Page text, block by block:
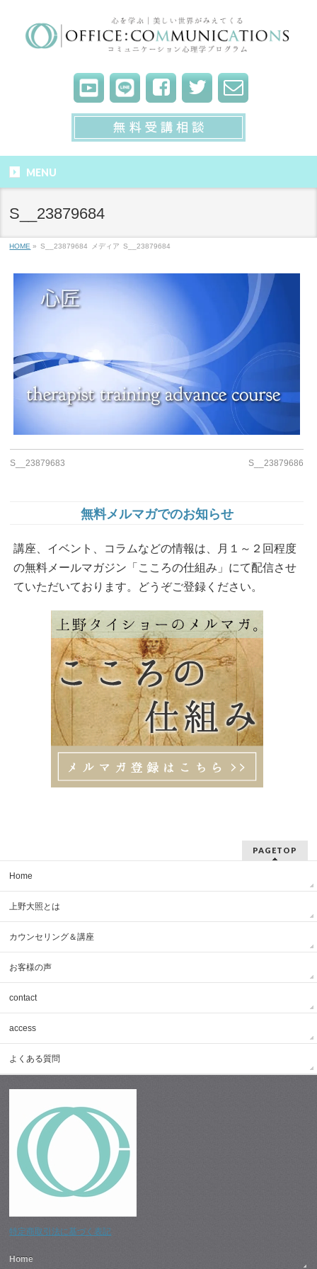
MENU
S__23879684
HOME » S__23879684 メディア S__23879684
S__23879683 S__23879686
無料メルマガでのお知らせ
講座、イベント、コラムなどの情報は、月１～２回程度
の無料メールマガジン「こころの仕組み」にて配信させ
ていただいております。どうぞご登録ください。
PAGETOP
Home
上野大照とは
カウンセリング＆講座
お客様の声
contact
access
よくある質問
特定商取引法に基づく表記
Home